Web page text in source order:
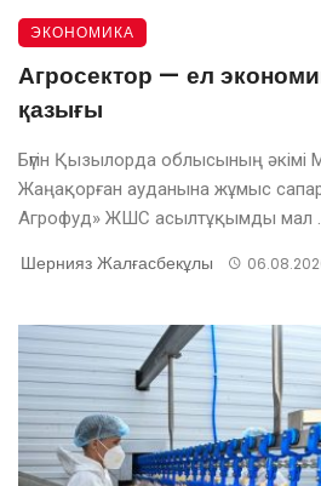
ЭКОНОМИКА
Агросектор — ел
қазығы
Бүгін Қызылорда облысының әкімі
Жаңақорған ауданына жұмыс
Агрофуд» ЖШС асылтұқымды мал ...
Шернияз Жалғасбекұлы